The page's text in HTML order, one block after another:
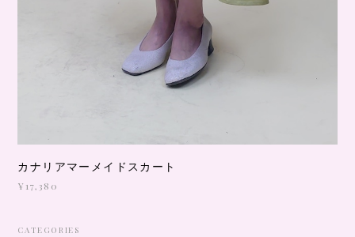
カナリアマーメイドスカート
¥17,380
CATEGORIES